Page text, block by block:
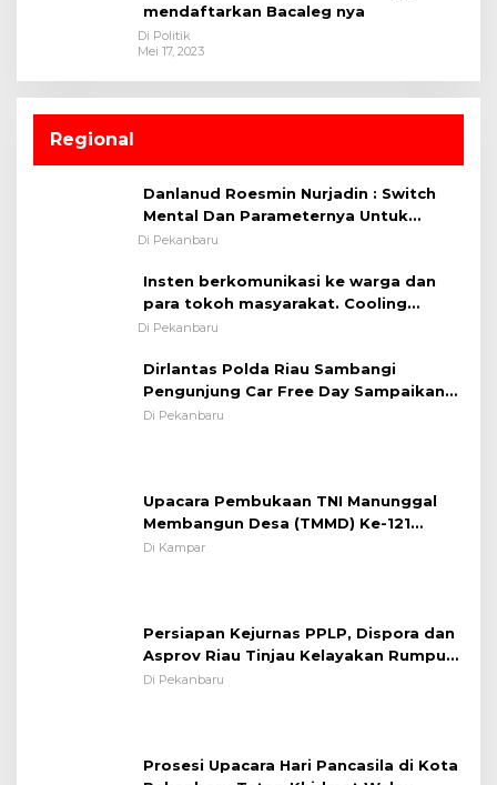
mendaftarkan Bacaleg nya
Di Politik
Mei 17, 2023
Regional
Danlanud Roesmin Nurjadin : Switch
Mental Dan Parameternya Untuk
Melaksanakan ✈
Di Pekanbaru
Insten berkomunikasi ke warga dan
para tokoh masyarakat. Cooling
System OMP LK ²024 Polsek Rumbai,
Pentingnya Memelihara dan Menjaga
Situasi Kondusif
Di Pekanbaru
Dirlantas Polda Riau Sambangi
Pengunjung Car Free Day Sampaikan
Pesan Edukasi Kamtibmas &
Di Pekanbaru
Upacara Pembukaan TNI Manunggal
Membangun Desa (TMMD) Ke-121
Kodim 0313/KPR Tahun 2024) ?
Di Kampar
Persiapan Kejurnas PPLP, Dispora dan
Asprov Riau Tinjau Kelayakan Rumput
Lapangan Sepakbola
Di Pekanbaru
Prosesi Upacara Hari Pancasila di Kota